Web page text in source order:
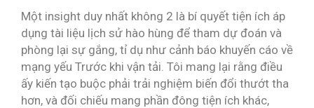
Một insight duy nhất không 2 là bí quyết tiện ích áp
dụng tài liệu lịch sử hào hùng để tham dự đoán và
phòng lại sự gắng, tỉ dụ như cảnh báo khuyến cáo về
mạng yếu Trước khi vận tải. Tôi mang lại rằng điều
ấy kiến tạo buộc phải trải nghiệm biến đổi thướt tha
hơn, và đối chiếu mang phần đông tiện ích khác,